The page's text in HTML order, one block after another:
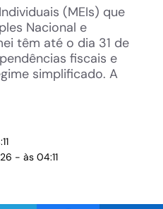
(MEIs) que
Nacional e
têm até o dia 31 de
fiscais e
simplificado. A
- às 04:11